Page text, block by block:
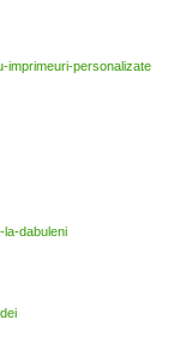
imprimeuri-personalizate
la-dabuleni